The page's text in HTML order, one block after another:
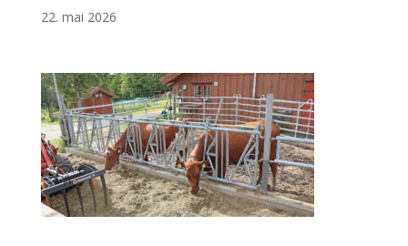
22. mai 2026